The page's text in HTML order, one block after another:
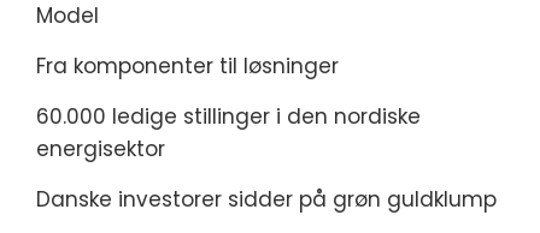
Model
Fra komponenter til løsninger
60.000 ledige stillinger i den nordiske
energisektor
Danske investorer sidder på grøn guldklump